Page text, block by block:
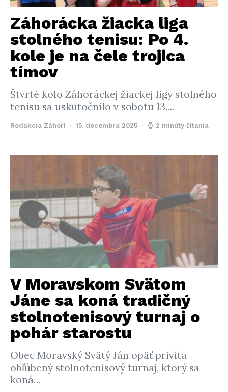
Záhorácka žiacka liga
stolného tenisu: Po 4.
kole je na čele trojica
tímov
Štvrté kolo Záhoráckej žiackej ligy stolného
tenisu sa uskutočnilo v sobotu 13.…
Redakcia Záhorí 15. decembra 2025 2 minúty čítania
V Moravskom Svätom
Jáne sa koná tradičný
stolnotenisový turnaj o
pohár starostu
Obec Moravský Svätý Ján opäť privíta
obľúbený stolnotenisový turnaj, ktorý sa
koná…